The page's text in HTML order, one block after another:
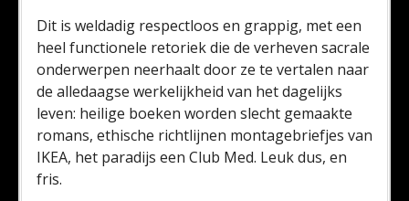
Dit is weldadig respectloos en grappig, met een
heel functionele retoriek die de verheven sacrale
onderwerpen neerhaalt door ze te vertalen naar
de alledaagse werkelijkheid van het dagelijks
leven: heilige boeken worden slecht gemaakte
romans, ethische richtlijnen montagebriefjes van
IKEA, het paradijs een Club Med. Leuk dus, en
fris.